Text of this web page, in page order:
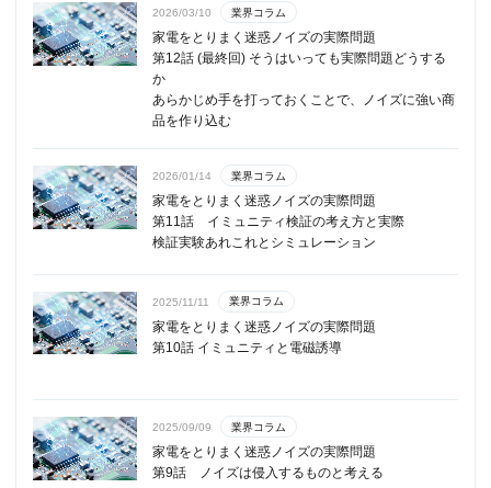
2026/03/10 業界コラム
家電をとりまく迷惑ノイズの実際問題
第12話 (最終回) そうはいっても実際問題どうする
か
あらかじめ手を打っておくことで、ノイズに強い商
品を作り込む
2026/01/14 業界コラム
家電をとりまく迷惑ノイズの実際問題
第11話 イミュニティ検証の考え方と実際
検証実験あれこれとシミュレーション
2025/11/11 業界コラム
家電をとりまく迷惑ノイズの実際問題
第10話 イミュニティと電磁誘導
2025/09/09 業界コラム
家電をとりまく迷惑ノイズの実際問題
第9話 ノイズは侵入するものと考える